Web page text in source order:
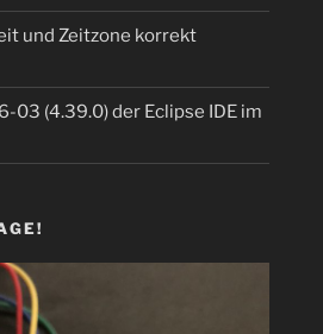
und Zeitzone korrekt
03 (4.39.0) der Eclipse IDE im